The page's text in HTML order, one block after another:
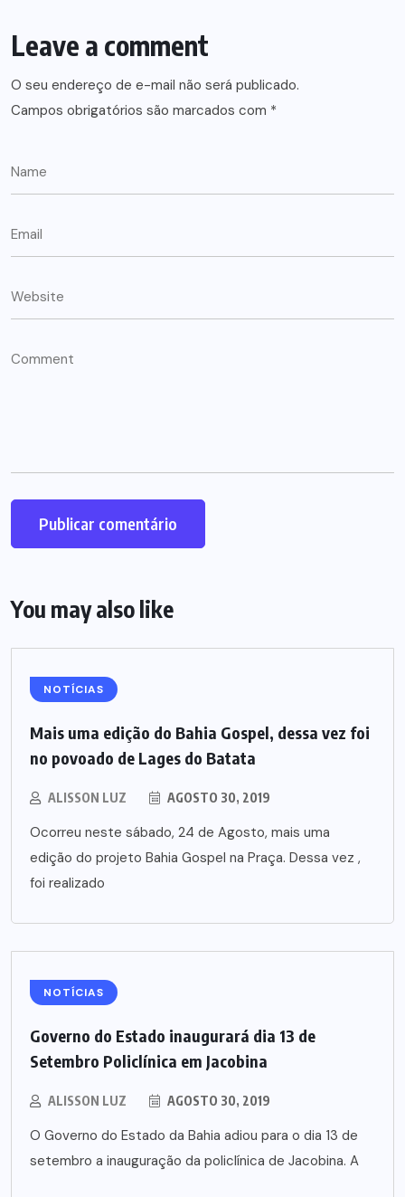
Leave a comment
O seu endereço de e-mail não será publicado.
Campos obrigatórios são marcados com *
You may also like
NOTÍCIAS
Mais uma edição do Bahia Gospel, dessa vez foi
no povoado de Lages do Batata
ALISSON LUZ AGOSTO 30, 2019
Ocorreu neste sábado, 24 de Agosto, mais uma
edição do projeto Bahia Gospel na Praça. Dessa vez ,
foi realizado
NOTÍCIAS
Governo do Estado inaugurará dia 13 de
Setembro Policlínica em Jacobina
ALISSON LUZ AGOSTO 30, 2019
O Governo do Estado da Bahia adiou para o dia 13 de
setembro a inauguração da policlínica de Jacobina. A